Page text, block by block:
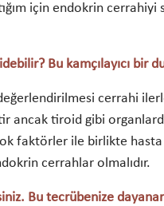
için endokrin
Bu kamçılayıcı bir
cerrahi
ancak tiroid gibi
faktörler ile birlikte hasta
cerrahlar olmalıdır.
Bu tecrübenize